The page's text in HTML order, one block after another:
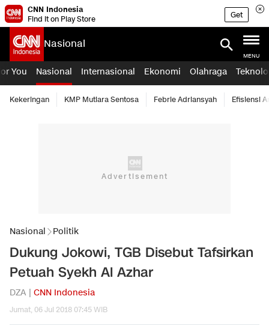
CNN Indonesia
Find it on Play Store
Get
Nasional
MENU
You Nasional Internasional Ekonomi Olahraga
Kekeringan KMP Mutiara Sentosa Febrie Adriansyah Efisiensi
Nasional Politik
Dukung Jokowi, TGB Disebut Tafsirkan
Petuah Syekh Al Azhar
DZA | CNN Indonesia
Jumat, 06 Jul 2018 07:45 WIB